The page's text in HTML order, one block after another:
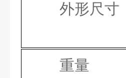
外形尺寸
重量